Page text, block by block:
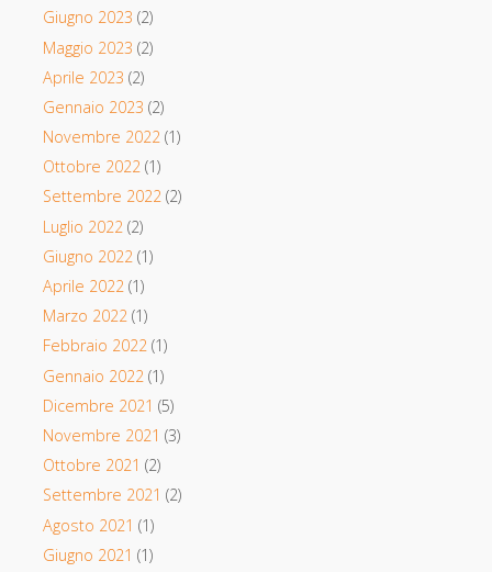
Giugno 2023 (2)
Maggio 2023 (2)
Aprile 2023 (2)
Gennaio 2023 (2)
Novembre 2022(1)
Ottobre 2022(1)
Settembre 2022(2)
Luglio 2022 (2)
Giugno 2022(1)
Aprile 2022(1)
Marzo 2022(1)
Febbraio 2022(1)
Gennaio 2022 (1)
Dicembre 2021 (5)
Novembre 2021 (3)
Ottobre 2021 (2)
Settembre 2021 (2)
Agosto 2021 (1)
Giugno 2021 (1)